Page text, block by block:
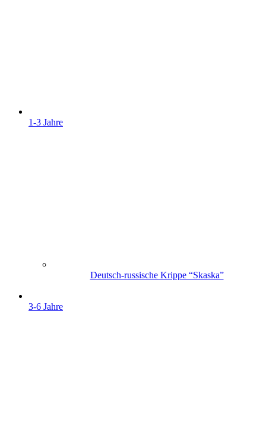
1-3 Jahre
Deutsch-russische Krippe “Skaska”
3-6 Jahre